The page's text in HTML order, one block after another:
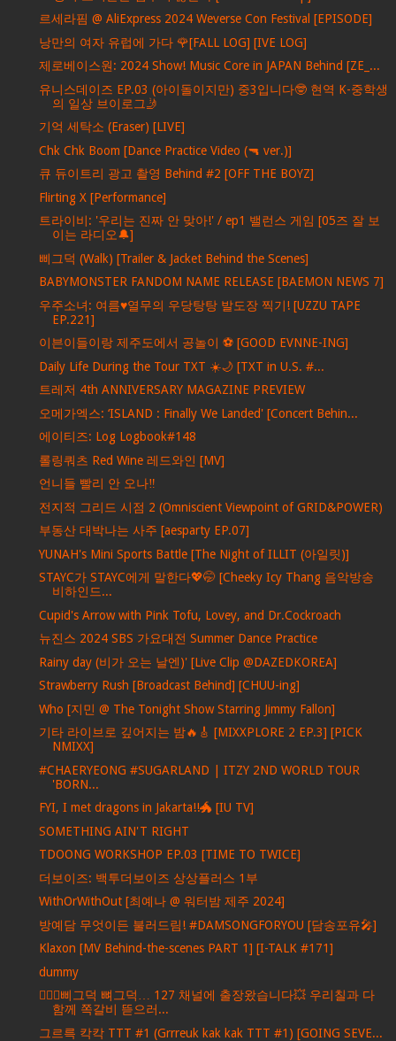
르세라핌 @ AliExpress 2024 Weverse Con Festival [EPISODE]
낭만의 여자 유럽에 가다 🌹[FALL LOG] [IVE LOG]
제로베이스원: 2024 Show! Music Core in JAPAN Behind [ZE_...
유니스데이즈 EP.03 (아이돌이지만) 중3입니다🤓 현역 K-중학생
의 일상 브이로그🤳
기억 세탁소 (Eraser) [LIVE]
Chk Chk Boom [Dance Practice Video (🔫 ver.)]
큐 듀이트리 광고 촬영 Behind #2 [OFF THE BOYZ]
Flirting X [Performance]
트라이비: '우리는 진짜 안 맞아!' / ep1 밸런스 게임 [05즈 잘 보
이는 라디오🔔]
삐그덕 (Walk) [Trailer & Jacket Behind the Scenes]
BABYMONSTER FANDOM NAME RELEASE [BAEMON NEWS 7]
우주소녀: 여름♥열무의 우당탕탕 발도장 찍기! [UZZU TAPE
EP.221]
이븐이들이랑 제주도에서 공놀이 ⚽️ [GOOD EVNNE-ING]
Daily Life During the Tour TXT ☀️🌙 [TXT in U.S. #...
트레저 4th ANNIVERSARY MAGAZINE PREVIEW
오메가엑스: ‘ISLAND : Finally We Landed' [Concert Behin...
에이티즈: Log Logbook#148
롤링쿼츠 Red Wine 레드와인 [MV]
언니들 빨리 안 오나‼️
전지적 그리드 시점 2 (Omniscient Viewpoint of GRID&POWER)
부동산 대박나는 사주 [aesparty EP.07]
YUNAH's Mini Sports Battle [The Night of ILLIT (아일릿)]
STAYC가 STAYC에게 말한다💖🤭 [Cheeky Icy Thang 음악방송
비하인드...
Cupid's Arrow with Pink Tofu, Lovey, and Dr.Cockroach
뉴진스 2024 SBS 가요대전 Summer Dance Practice
Rainy day (비가 오는 날엔)' [Live Clip @DAZEDKOREA]
Strawberry Rush [Broadcast Behind] [CHUU-ing]
Who [지민 @ The Tonight Show Starring Jimmy Fallon]
기타 라이브로 깊어지는 밤🔥🎸 [MIXXPLORE 2 EP.3] [PICK
NMIXX]
#CHAERYEONG #SUGARLAND | ITZY 2ND WORLD TOUR
'BORN...
FYI, I met dragons in Jakarta!!🐲 [IU TV]
SOMETHING AIN'T RIGHT
TDOONG WORKSHOP EP.03 [TIME TO TWICE]
더보이즈: 백투더보이즈 상상플러스 1부
WithOrWithOut [최예나 @ 워터밤 제주 2024]
방예담 무엇이든 불러드림! #DAMSONGFORYOU [담송포유🎤]
Klaxon [MV Behind-the-scenes PART 1] [I-TALK #171]
dummy
🚶🏻‍♂️삐그덕 뼈그덕… 127 채널에 출장왔습니다💥 우리칠과 다
함께 쪽갈비 뜯으러...
그르륵 칵칵 TTT #1 (Grrreuk kak kak TTT #1) [GOING SEVE...